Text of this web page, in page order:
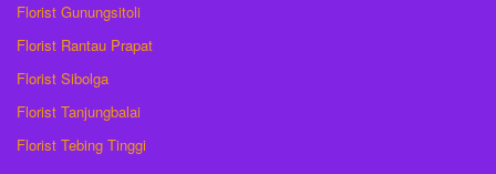
Florist Gunungsitoli
Florist Rantau Prapat
Florist Sibolga
Florist Tanjungbalai
Florist Tebing Tinggi